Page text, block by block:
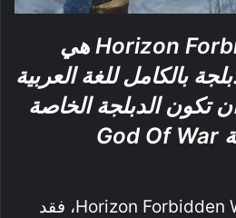
لعبة Horizon Forbidden West هي
بالكامل للغة العربية
تكون الدبلجة الخاصة
بها أفضل من دبلجة God Of War
بالحديث عن لعبة Horizon Forbidden West، فقد